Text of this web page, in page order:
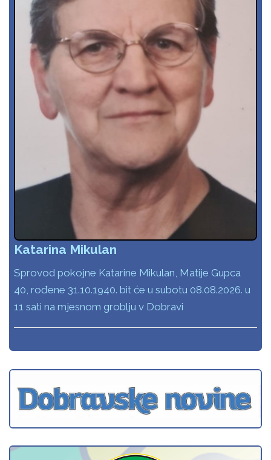
Katarina Mikulan
Sprovod pokojne Katarine Mikulan, Matije Gupca
40, rođene 31.10.1940. bit će u subotu 08.08.2026. u
11 sati na mjesnom groblju v Dobravi